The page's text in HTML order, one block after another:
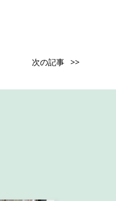
次の記事 >>